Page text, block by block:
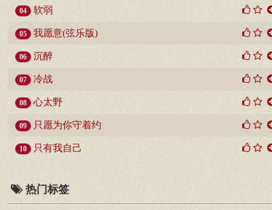
04 软弱
05 我愿意(弦乐版)
06 沉醉
07 冷战
08 心太野
09 只愿为你守着约
10 只有我自己
热门标签